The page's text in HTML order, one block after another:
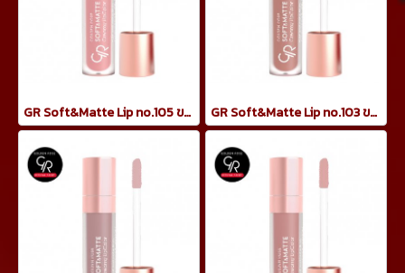
GR Soft&Matte Lip no.105 ขนาด 5.5ml GR Soft&Matte Lip no.103 ขนาด 5.5ml